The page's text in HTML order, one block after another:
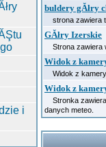
i
buldery gĂłry
strona zawiera
GĂłry Izerskie
Strona zawiera
Widok z
Widok z kamery
Widok z
Stronka zawiera
danych meteo.